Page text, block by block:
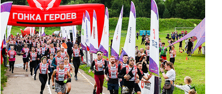
1 ноября»
вчера, 18:15Путин указал на
нехватку врачей в
Белгородской области
вчера, 17:58ЕС отменил
временную защиту для
военнообязанных украинцев